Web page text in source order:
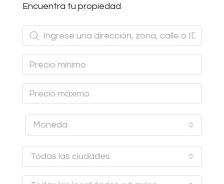
Encuentra tu propiedad
Moneda
Todas las ciudades